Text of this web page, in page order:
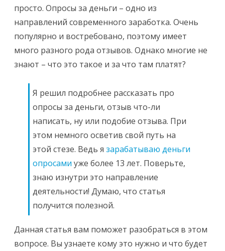
просто. Опросы за деньги – одно из
направлений современного заработка. Очень
популярно и востребовано, поэтому имеет
много разного рода отзывов. Однако многие не
знают – что это такое и за что там платят?
Я решил подробнее рассказать про
опросы за деньги, отзыв что-ли
написать, ну или подобие отзыва. При
этом немного осветив свой путь на
этой стезе. Ведь я зарабатываю деньги
опросами уже более 13 лет. Поверьте,
знаю изнутри это направление
деятельности! Думаю, что статья
получится полезной.
Данная статья вам поможет разобраться в этом
вопросе. Вы узнаете кому это нужно и что будет